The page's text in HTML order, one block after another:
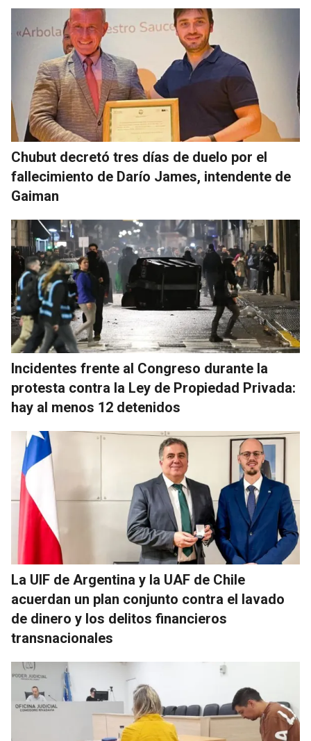
Chubut decretó tres días de duelo por el
fallecimiento de Darío James, intendente de
Gaiman
Incidentes frente al Congreso durante la
protesta contra la Ley de Propiedad Privada:
hay al menos 12 detenidos
La UIF de Argentina y la UAF de Chile
acuerdan un plan conjunto contra el lavado
de dinero y los delitos financieros
transnacionales